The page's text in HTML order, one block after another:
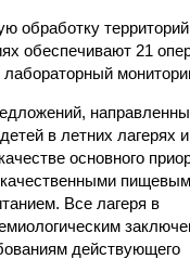
обработку территорий
обеспечивают 21
в летних лагерях
основного
Все лагеря в
действующего